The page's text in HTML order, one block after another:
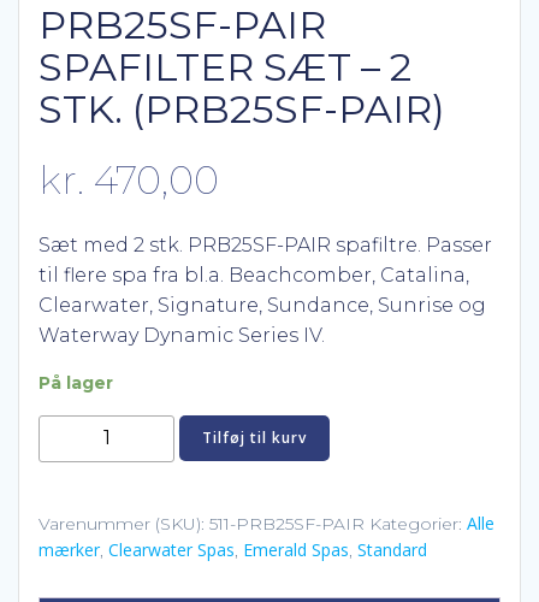
PRB25SF-PAIR
SPAFILTER SÆT – 2
STK. (PRB25SF-PAIR)
kr. 470,00
Sæt med 2 stk. PRB25SF-PAIR spafiltre. Passer
til flere spa fra bl.a. Beachcomber, Catalina,
Clearwater, Signature, Sundance, Sunrise og
Waterway Dynamic Series IV.
På lager
PRB25SF-
PAIR
sæt
–
Tilføj til kurv
Varenummer (SKU): 511-PRB25SF-PAIR Kategorier: Alle
mærker, Clearwater Spas, Emerald Spas, Standard